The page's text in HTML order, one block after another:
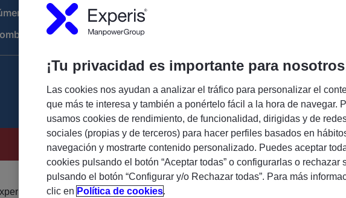
de referencia:692525
de la compañía:Experis
buscamos incorporar a nuestro departamento de
¡Tu privacidad es importante para
Las cookies nos ayudan a analizar el tráfico para personalizar el
que más te interesa y también a ponértelo fácil a la hora de navegar.
usamos cookies de rendimiento, de funcionalidad, dirigidas y de
sociales (propias y de terceros) para hacer perfiles basados en
navegación y mostrarte contenido personalizado. Puedes aceptar
cookies pulsando el botón “Aceptar todas” o configurarlas o rechazar
pulsando el botón “Configurar y/o Rechazar todas”. Para más
clic en Política de cookies.